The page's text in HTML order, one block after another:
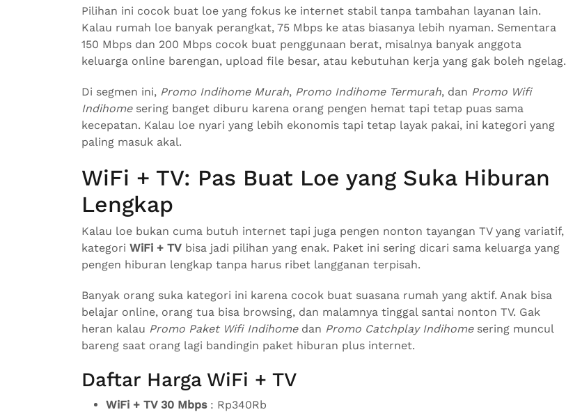
Pilihan ini cocok buat loe yang fokus ke internet stabil tanpa tambahan layanan lain.
Kalau rumah loe banyak perangkat, 75 Mbps ke atas biasanya lebih nyaman. Sementara
150 Mbps dan 200 Mbps cocok buat penggunaan berat, misalnya banyak anggota
keluarga online barengan, upload file besar, atau kebutuhan kerja yang gak boleh ngelag.
Di segmen ini, Promo Indihome Murah, Promo Indihome Termurah, dan Promo Wifi
Indihomesering banget diburu karena orang pengen hemat tapi tetap puas sama
kecepatan. Kalau loe nyari yang lebih ekonomis tapi tetap layak pakai, ini kategori yang
paling masuk akal.
WiFi + TV: Pas Buat Loe yang Suka Hiburan
Lengkap
Kalau loe bukan cuma butuh internet tapi juga pengen nonton tayangan TV yang variatif,
kategori WiFi + TV bisa jadi pilihan yang enak. Paket ini sering dicari sama keluarga yang
pengen hiburan lengkap tanpa harus ribet langganan terpisah.
Banyak orang suka kategori ini karena cocok buat suasana rumah yang aktif. Anak bisa
belajar online, orang tua bisa browsing, dan malamnya tinggal santai nonton TV. Gak
heran kalau Promo Paket Wifi Indihomedan Promo Catchplay Indihomesering muncul
bareng saat orang lagi bandingin paket hiburan plus internet.
Daftar Harga WiFi + TV
WiFi + TV 30 Mbps: Rp340Rb